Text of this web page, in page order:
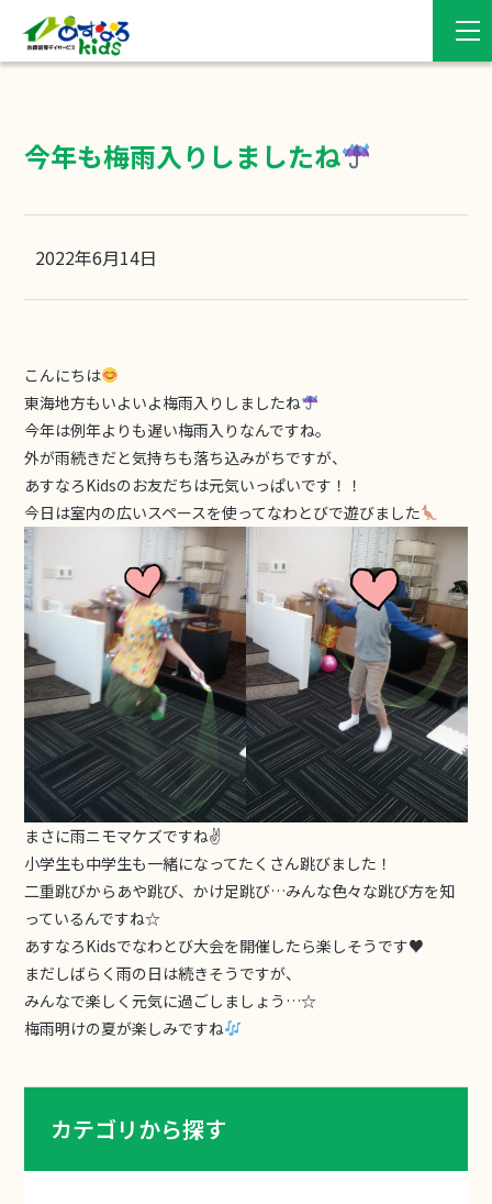
カテゴリから探す
今年も梅雨入りしましたね
2022年6月14日
こんにちは
東海地方もいよいよ梅雨入りしましたね
今年は例年よりも遅い梅雨入りなんですね。
外が雨続きだと気持ちも落ち込みがちですが、
あすなろKidsのお友だちは元気いっぱいです！！
今日は室内の広いスペースを使ってなわとびで遊びました
まさに雨ニモマケズですね✌
小学生も中学生も一緒になってたくさん跳びました！
二重跳びからあや跳び、かけ足跳び…みんな色々な跳び方を知
っているんですね☆
あすなろKidsでなわとび大会を開催したら楽しそうです♥
まだしばらく雨の日は続きそうですが、
みんなで楽しく元気に過ごしましょう…☆
梅雨明けの夏が楽しみですね